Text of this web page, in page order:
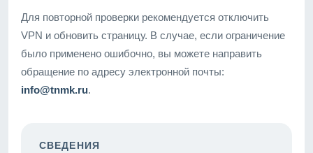
Для повторной проверки рекомендуется отключить
VPN и обновить страницу. В случае, если ограничение
было применено ошибочно, вы можете направить
обращение по адресу электронной почты:
info@tnmk.ru.
СВЕДЕНИЯ